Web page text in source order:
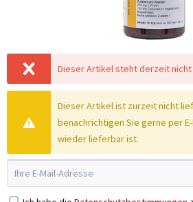
Dieser Artikel steht derzeit nicht
Dieser Artikel ist zurzeit nicht
benachrichtigen Sie gerne per
wieder lieferbar ist.